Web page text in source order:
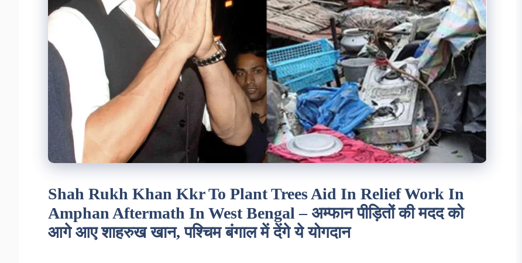
Shah Rukh Khan Kkr To Plant Trees Aid In Relief Work In
Amphan Aftermath In West Bengal – अम्फान पीड़ितों की मदद को
आगे आए शाहरुख खान, पश्चिम बंगाल में देंगे ये योगदान